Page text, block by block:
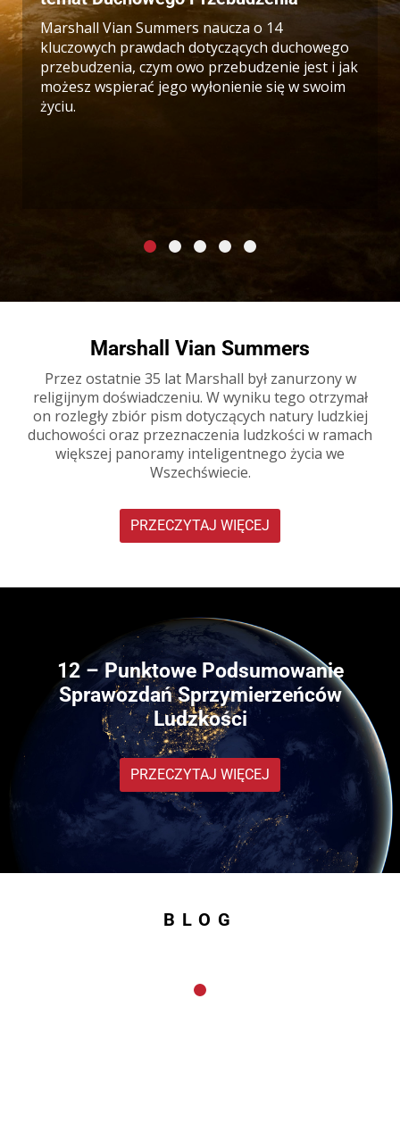
Marshall Vian Summers naucza o 14
kluczowych prawdach dotyczących duchowego
przebudzenia, czym owo przebudzenie jest i jak
możesz wspierać jego wyłonienie się w swoim
życiu.
Marshall Vian Summers
Przez ostatnie 35 lat Marshall był zanurzony w
religijnym doświadczeniu. W wyniku tego otrzymał
on rozległy zbiór pism dotyczących natury ludzkiej
duchowości oraz przeznaczenia ludzkości w ramach
większej panoramy inteligentnego życia we
Wszechświecie.
PRZECZYTAJ WIĘCEJ
12 – Punktowe Podsumowanie
Sprawozdań Sprzymierzeńców
Ludzkości
PRZECZYTAJ WIĘCEJ
BLOG